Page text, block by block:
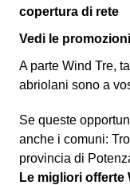
copertura di rete
Vedi le
A parte Wind Tre,
abriolani sono a
Se queste
anche i comuni:
provincia di
Le migliori offerte